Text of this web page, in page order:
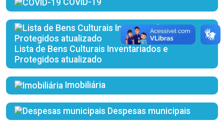
Lista de Bens Culturais Inventariados e
Protegidos atualizado
Imobiliária
Despesas municipais